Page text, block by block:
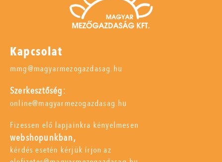
Kapcsolat
mmg@magyarmezogazdasag.hu
Szerkesztőség:
online@magyarmezogazdasag.hu
Fizessen elő lapjainkra kényelmesen
webshopunkban,
kérdés esetén kérjük írjon az